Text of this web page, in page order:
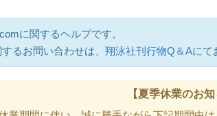
に関するヘルプです。
るお問い合わせは、 翔泳社刊行物Q＆Aにて
【夏季休業のお知